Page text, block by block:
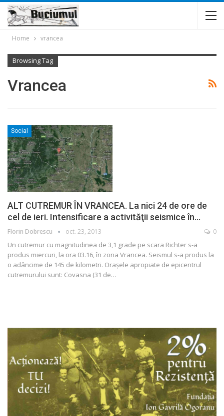
Home vrancea
Browsing Tag
Vrancea
Social
ALT CUTREMUR ÎN VRANCEA. La nici 24 de ore de
cel de ieri. Intensificare a activităţii seismice în…
Florin Dobrescu oct. 23, 2013 0
Un cutremur cu magnitudinea de 3,1 grade pe scara Richter s-a
produs miercuri, la ora 03.16, în zona Vrancea. Seismul s-a produs la
o adâncime de 145 de kilometri. Oraşele apropiate de epicentrul
cutremurului sunt: Covasna (31 de…